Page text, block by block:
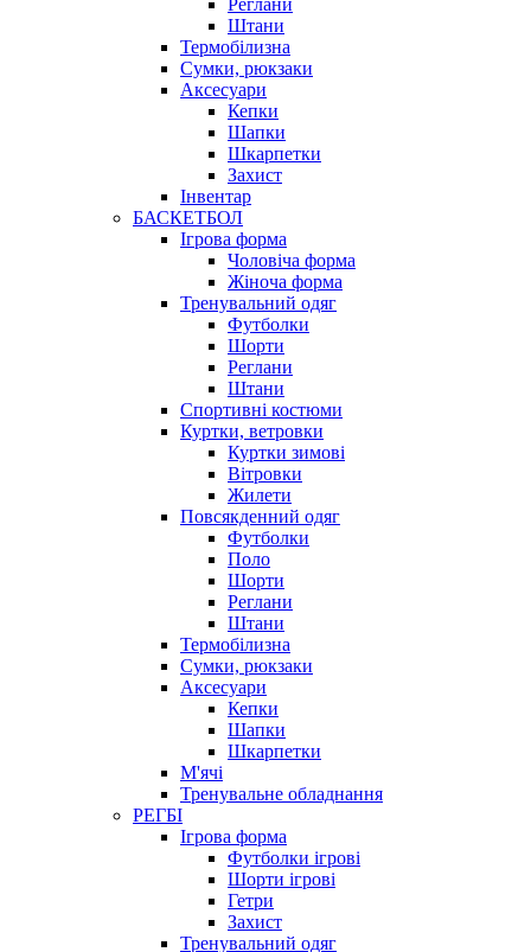
Реглани
Штани
Термобілизна
Сумки, рюкзаки
Аксесуари
Кепки
Шапки
Шкарпетки
Захист
Інвентар
БАСКЕТБОЛ
Ігрова форма
Чоловіча форма
Жіноча форма
Тренувальний одяг
Футболки
Шорти
Реглани
Штани
Спортивні костюми
Куртки, ветровки
Куртки зимові
Вітровки
Жилети
Повсякденний одяг
Футболки
Поло
Шорти
Реглани
Штани
Термобілизна
Сумки, рюкзаки
Аксесуари
Кепки
Шапки
Шкарпетки
М'ячі
Тренувальне обладнання
РЕГБІ
Ігрова форма
Футболки ігрові
Шорти ігрові
Гетри
Захист
Тренувальний одяг